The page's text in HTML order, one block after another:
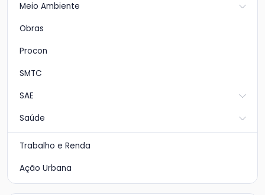
Meio Ambiente
Obras
Procon
SMTC
SAE
Saúde
Trabalho e Renda
Ação Urbana